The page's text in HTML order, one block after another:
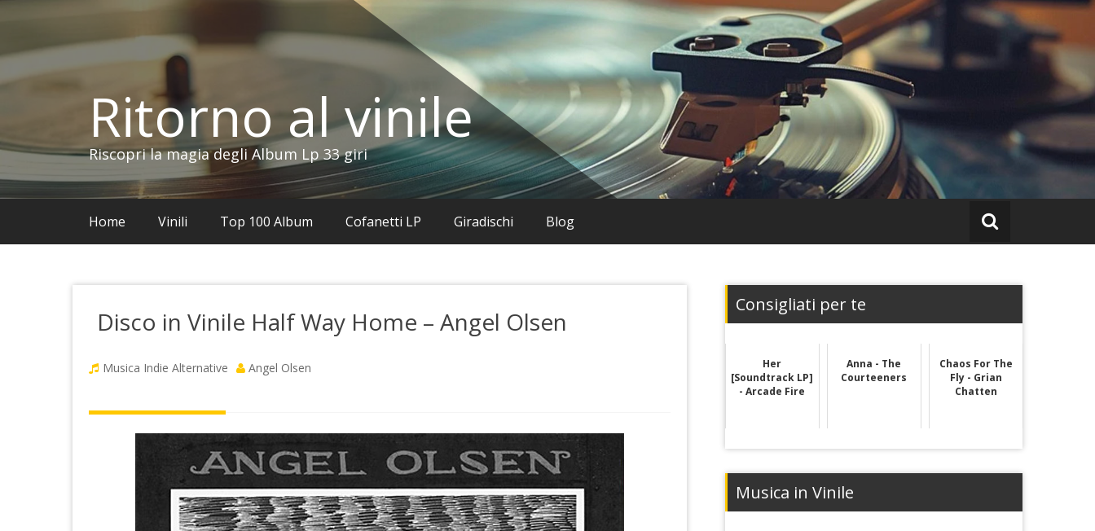
contenuto
Ritorno al vinile
Riscopri la magia degli Album Lp 33 giri
Home Vinili Top 100 Album Cofanetti LP Giradischi Blog
Disco in Vinile Half Way Home – Angel Olsen
Musica Indie Alternative Angel Olsen
Consigliati per te
Her
[Soundtrack LP]
- Arcade Fire
Anna - The
Courteeners
Chaos For The
Fly - Grian
Chatten
Musica in Vinile